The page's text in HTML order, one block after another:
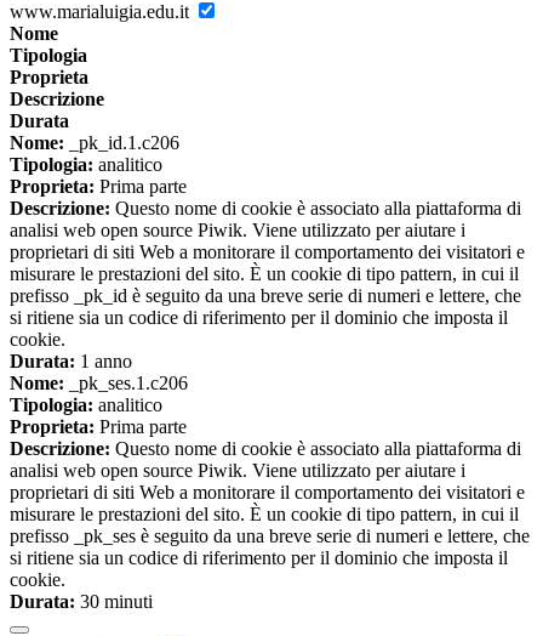
www.marialuigia.edu.it
Nome
Tipologia
Proprieta
Descrizione
Durata
Nome: _pk_id.1.c206
Tipologia: analitico
Proprieta: Prima parte
Descrizione: Questo nome di cookie è associato alla piattaforma di
analisi web open source Piwik. Viene utilizzato per aiutare i
proprietari di siti Web a monitorare il comportamento dei visitatori e
misurare le prestazioni del sito. È un cookie di tipo pattern, in cui il
prefisso _pk_id è seguito da una breve serie di numeri e lettere, che
si ritiene sia un codice di riferimento per il dominio che imposta il
cookie.
Durata: 1 anno
Nome: _pk_ses.1.c206
Tipologia: analitico
Proprieta: Prima parte
Descrizione: Questo nome di cookie è associato alla piattaforma di
analisi web open source Piwik. Viene utilizzato per aiutare i
proprietari di siti Web a monitorare il comportamento dei visitatori e
misurare le prestazioni del sito. È un cookie di tipo pattern, in cui il
prefisso _pk_ses è seguito da una breve serie di numeri e lettere, che
si ritiene sia un codice di riferimento per il dominio che imposta il
cookie.
Durata: 30 minuti